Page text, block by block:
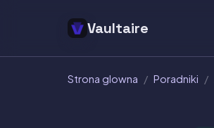
Vaultaire
Strona glowna / Poradniki /